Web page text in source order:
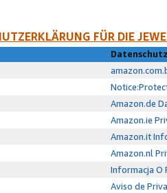
FÜR DIE
Amazon.de
Amazon.ie
Amazon.it
Amazon.nl
Informacja O
Aviso de